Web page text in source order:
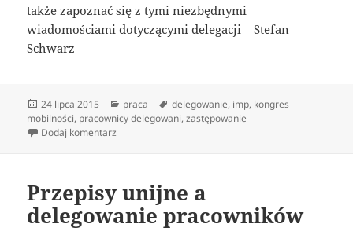
także zapoznać się z tymi niezbędnymi
wiadomościami dotyczącymi delegacji – Stefan
Schwarz
Data
publikacji
24 lipca 2015 Kategorie
praca Tagi
delegowanie, imp, kongres
mobilności, pracownicy delegowani,zastępowanie
Dodaj komentarz
Przepisy unijne a
delegowanie pracowników